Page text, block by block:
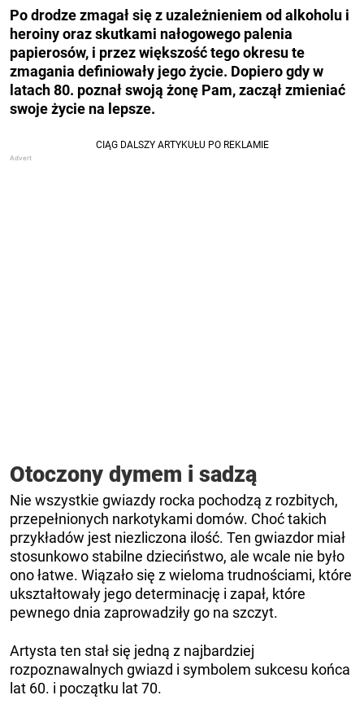
Po drodze zmagał się z uzależnieniem od alkoholu i
heroiny oraz skutkami nałogowego palenia
papierosów, i przez większość tego okresu te
zmagania definiowały jego życie. Dopiero gdy w
latach 80. poznał swoją żonę Pam, zaczął zmieniać
swoje życie na lepsze.
Otoczony dymem i sadzą
Nie wszystkie gwiazdy rocka pochodzą z rozbitych,
przepełnionych narkotykami domów. Choć takich
przykładów jest niezliczona ilość. Ten gwiazdor miał
stosunkowo stabilne dzieciństwo, ale wcale nie było
ono łatwe. Wiązało się z wieloma trudnościami, które
ukształtowały jego determinację i zapał, które
pewnego dnia zaprowadziły go na szczyt.
Artysta ten stał się jedną z najbardziej
rozpoznawalnych gwiazd i symbolem sukcesu końca
lat 60. i początku lat 70.